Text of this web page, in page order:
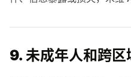
9. 未成年人和跨区